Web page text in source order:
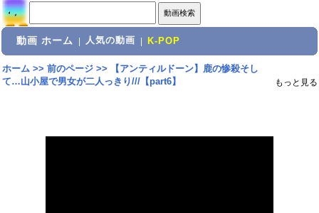
動画 ホーム 人気の動画 K-POP
ホーム>> 前のページ>>
【アンティルドーン】鹿の惨殺そし
て…山小屋で男女が二人っきり///【part6】
もっと見る